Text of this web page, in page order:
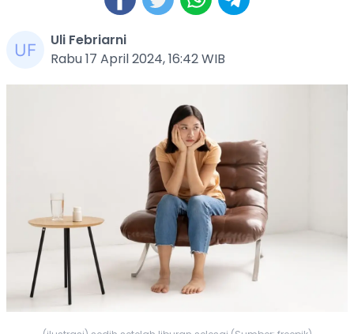
Uli Febriarni
Rabu 17 April 2024, 16:42 WIB